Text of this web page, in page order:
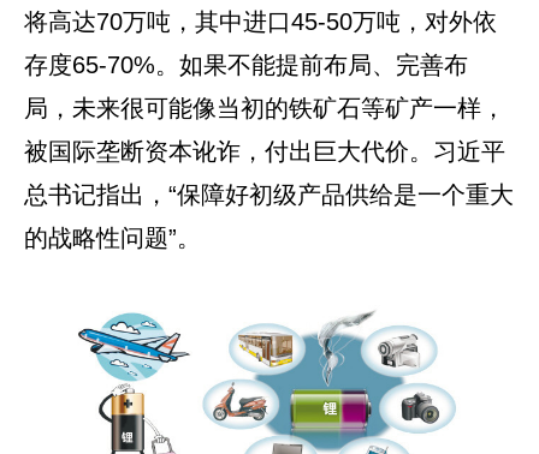
将高达70万吨，其中进口45-50万吨，对外依
存度65-70%。如果不能提前布局、完善布
局，未来很可能像当初的铁矿石等矿产一样，
被国际垄断资本讹诈，付出巨大代价。习近平
总书记指出，“保障好初级产品供给是一个重大
的战略性问题”。